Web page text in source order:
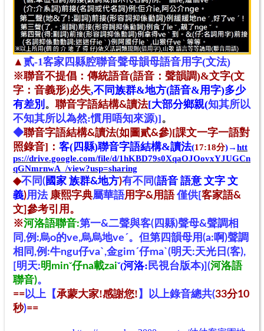
▲ 贰-1客家四縣腔聯音聲母韻母語音用字(文法)
※聯音不提倡 ：傳統語音(語音：聲韻調)&文字(文
字：音義形)必失,不同族群&地方(語音&用字)多少
有差別 。 聯音字語結構&讀法[大部分鄉親(知其所以
不知其所以為然:慣用唔知來源)]。
◆聯音字語結構&讀法(如圖貳&參)[課文一字一語對
照錄音] ： 客(四縣)聯音字語結構&讀法(17:18分)→htt
ps://drive.google.com/file/d/1hKBD79s0XqaOJOovxYJUGCn
qGNmrnwA_/view?usp=sharing
◆不同( 國家 族群&地方)有不同(語音 語意 文字 文
義)用法 康熙字典屬華語用字&用語僅供[ 客家語&
文 ]參考引用 。
※河洛語聯音:第一&二聲與客(四縣)聲母&聲調相
同,例:烏o的ve,烏烏地veˊ。但第四韻母用(a:啊)聲調
相同,例:牛ngu仔vaˋ,金gimˊ仔maˋ(明天:天光日(客),
[明天:明minˇ仔na載zaiˇ(河洛:民視台版本) (河洛語
聯音)。
==以上【承蒙大家!感謝您! 】 以上錄音總共(33分10
秒)==